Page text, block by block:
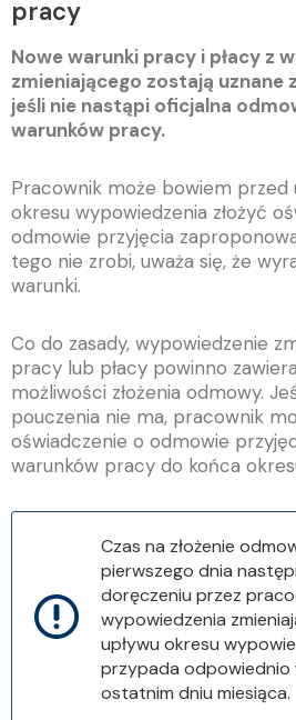
pracy
Nowe warunki pracy i płacy z
zmieniającego zostają uznane
jeśli nie nastąpi oficjalna
warunków pracy.
Pracownik może bowiem przed
okresu wypowiedzenia złożyć
odmowie przyjęcia
tego nie zrobi, uważa się, że
warunki.
Co do zasady, wypowiedzenie
pracy lub płacy powinno
możliwości złożenia odmowy.
pouczenia nie ma, pracownik
oświadczenie o odmowie
warunków pracy do końca
Czas na złożenie
pierwszego dnia
doręczeniu przez
wypowiedzenia
upływu okresu
przypada
ostatnim dniu miesiąca.